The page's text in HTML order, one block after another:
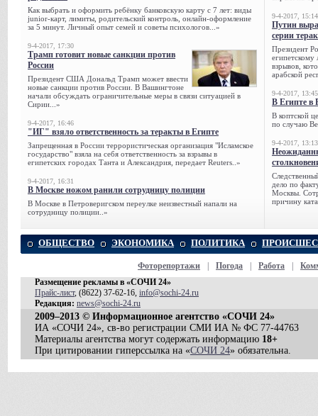
Как выбрать и оформить ребёнку банковскую карту с 7 лет: виды
junior-карт, лимиты, родительский контроль, онлайн-оформление
за 5 минут. Личный опыт семей и советы психологов...»
9-4-2017, 17:30
Трамп готовит новые санкции против
России
Президент США Дональд Трамп может ввести
новые санкции против России. В Вашингтоне
начали обсуждать ограничительные меры в связи ситуацией в
Сирии...»
9-4-2017, 16:46
"ИГ" взяло ответственность за теракты в Египте
Запрещенная в России террористическая организация "Исламское
государство" взяла на себя ответственность за взрывы в
египетских городах Танта и Александрия, передает Reuters..»
9-4-2017, 16:31
В Москве ножом ранили сотрудницу полиции
В Москве в Петроверигском переулке неизвестный напали на
сотрудницу полиции..»
9-4-2017, 15:14
Путин
серии
Президент
египетскому
взрывов,
арабской
9-4-2017, 13:45
В Египте в
В коптской
по случаю
9-4-2017, 13:13
дело по
Москвы.
причину
ОБЩЕСТВО ЭКОНОМИКА ПОЛИТИКА
Фоторепортажи Погода Работа
Размещение рекламы в «СОЧИ 24»
Прайс-лист, (8622) 37-62-16, info@sochi-24.ru
Редакция: news@sochi-24.ru
2009–2013 © Информационное агентство «СОЧИ 24»
ИА «СОЧИ 24», св-во регистрации СМИ ИА № ФС 77-44763
Материалы агентства могут содержать информацию 18+
При цитировании гиперссылка на «СОЧИ 24» обязательна.